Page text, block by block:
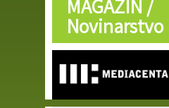
Skip to
main
content
MAGAZIN /
Novinarstvo